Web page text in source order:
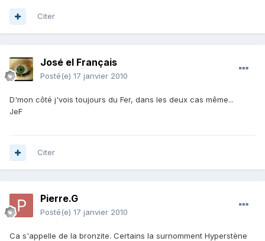
Citer
José el Français
Posté(e) 17 janvier 2010
D'mon côté j'vois toujours du Fer, dans les deux cas même...
JeF
Citer
Pierre.G
Posté(e) 17 janvier 2010
Ca s'appelle de la bronzite. Certains la surnomment Hyperstène